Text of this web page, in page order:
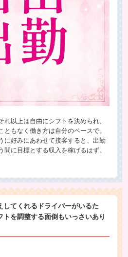
れ以上は自由にシフトを決められ、
もなく働き方は自分のペースで。
に好みにあわせて接客すると、出勤
に目標とする収入を稼げるはず。
してくれるドライバーがいるた
を調整する面倒もいっさいあり